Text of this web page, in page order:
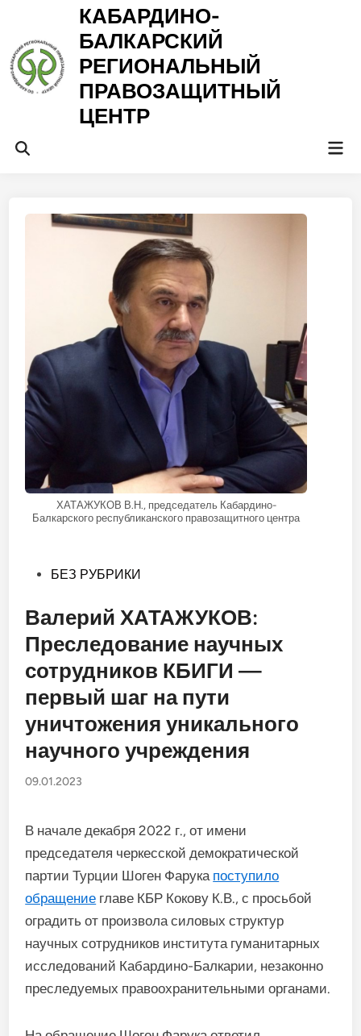
содержимому
КАБАРДИНО-
БАЛКАРСКИЙ
РЕГИОНАЛЬНЫЙ
ПРАВОЗАЩИТНЫЙ
ЦЕНТР
Открыть
ХАТАЖУКОВ В.Н., председатель Кабардино-
Балкарского республиканского правозащитного центра
Опубликовано
БЕЗ РУБРИКИ
Валерий ХАТАЖУКОВ:
Преследование научных
сотрудников КБИГИ —
первый шаг на пути
уничтожения уникального
научного учреждения
09.01.2023
В начале декабря 2022 г., от имени
председателя черкесской демократической
партии Турции Шоген Фарука поступило
обращение главе КБР Кокову К.В., с просьбой
оградить от произвола силовых структур
научных сотрудников института гуманитарных
исследований Кабардино-Балкарии, незаконно
преследуемых правоохранительными органами.